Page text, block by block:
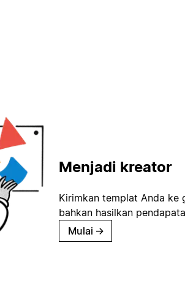
Menjadi kreator
Kirimkan templat Anda ke
bahkan hasilkan
Mulai →